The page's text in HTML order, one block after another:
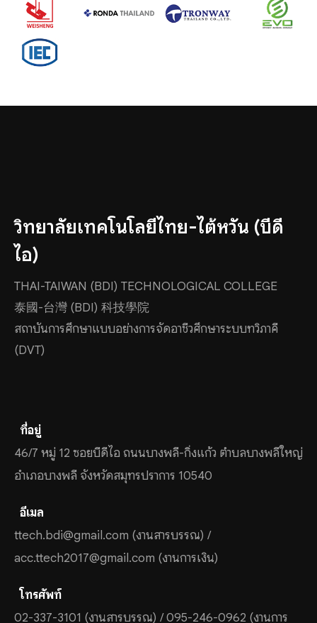
วิทยาลัยเทคโนโลยีไทย-ไต้หวัน (บีดี
ไอ)
THAI-TAIWAN (BDI) TECHNOLOGICAL COLLEGE
泰國-台灣 (BDI) 科技學院
สถาบันการศึกษาแบบอย่างการจัดอาชีวศึกษาระบบทวิภาคี
(DVT)
ที่อยู่
46/7 หมู่ 12 ซอยบีดีไอ ถนนบางพลี-กิ่งแก้ว ตำบลบางพลีใหญ่
อำเภอบางพลี จังหวัดสมุทรปราการ 10540
อีเมล
ttech.bdi@gmail.com (งานสารบรรณ) /
acc.ttech2017@gmail.com (งานการเงิน)
โทรศัพท์
02-337-3101 (งานสารบรรณ) / 095-246-0962 (งานการ